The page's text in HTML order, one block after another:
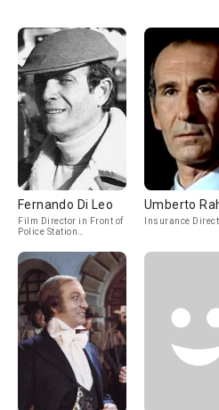
Fernando Di Leo
Film Director in Front of
Police Station
Umberto
Insurance